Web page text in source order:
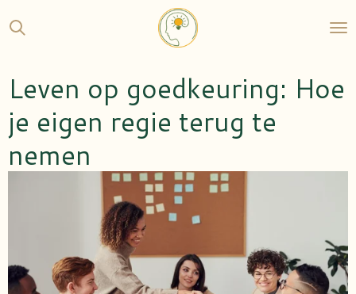
direct
hoofdinhoud
Leven op goedkeuring: Hoe
je eigen regie terug te
nemen